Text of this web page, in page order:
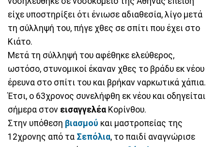
είχε υποστηρίξει ότι ένιωσε αδιαθεσία, λίγο μετά
τη σύλληψή του, πήγε χθες σε σπίτι που έχει στο
Κιάτο.
Μετά τη σύλληψή του αφέθηκε ελεύθερος,
ωστόσο, στυνομικοί έκαναν χθες το βράδυ εκ νέου
έρευνα στο σπίτι του και βρήκαν ναρκωτικά χάπια.
Έτσι, ο 63χρονος συνελήφθη εκ νέου και οδηγείται
σήμερα στον εισαγγελέα Κορίνθου.
Στην υπόθεση βιασμού και μαστροπείας της
12χρονης από τα Σεπόλια, το παιδί αναγνώρισε